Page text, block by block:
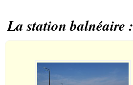
La station balnéaire :